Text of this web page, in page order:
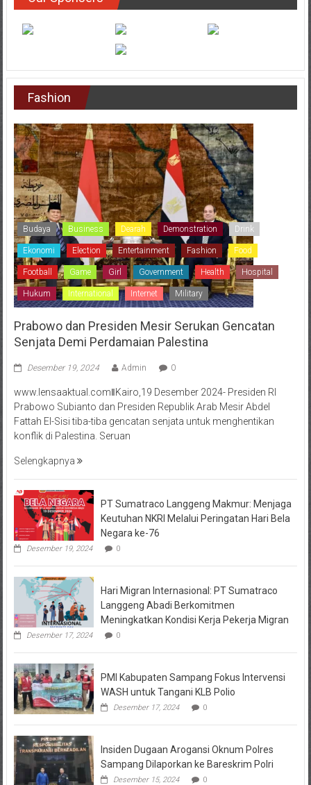
Fashion
Budaya Business Dearah Demonstration Drink
Ekonomi Election Entertainment Fashion Food
Football Game Girl Government Health Hospital
Hukum International Internet Military
Prabowo dan Presiden Mesir Serukan Gencatan
Senjata Demi Perdamaian Palestina
Desember 19, 2024 Admin 0
www.lensaaktual.comǁKairo,19 Desember 2024- Presiden RI
Prabowo Subianto dan Presiden Republik Arab Mesir Abdel
Fattah El-Sisi tiba-tiba gencatan senjata untuk menghentikan
konflik di Palestina. Seruan
Selengkapnya
PT Sumatraco Langgeng Makmur: Menjaga
Keutuhan NKRI Melalui Peringatan Hari Bela
Negara ke-76
Desember 19, 2024 0
Hari Migran Internasional: PT Sumatraco
Langgeng Abadi Berkomitmen
Meningkatkan Kondisi Kerja Pekerja Migran
Desember 17, 2024 0
PMI Kabupaten Sampang Fokus Intervensi
WASH untuk Tangani KLB Polio
Desember 17, 2024 0
Insiden Dugaan Arogansi Oknum Polres
Sampang Dilaporkan ke Bareskrim Polri
Desember 15, 2024 0